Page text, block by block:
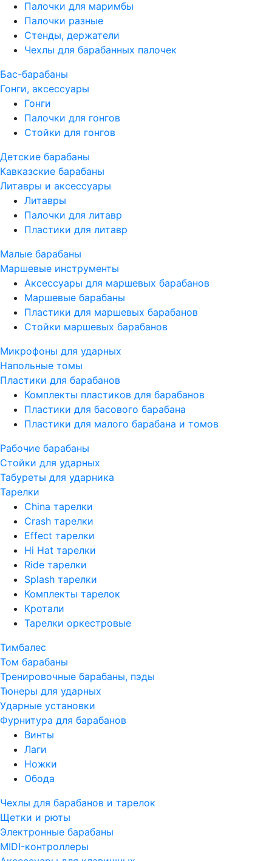
Палочки для маримбы
Палочки разные
Стенды, держатели
Чехлы для барабанных палочек
Бас-барабаны
Гонги, аксессуары
Гонги
Палочки для гонгов
Стойки для гонгов
Детские барабаны
Кавказские барабаны
Литавры и аксессуары
Литавры
Палочки для литавр
Пластики для литавр
Малые барабаны
Маршевые инструменты
Аксессуары для маршевых барабанов
Маршевые барабаны
Пластики для маршевых барабанов
Стойки маршевых барабанов
Микрофоны для ударных
Напольные томы
Пластики для барабанов
Комплекты пластиков для барабанов
Пластики для басового барабана
Пластики для малого барабана и томов
Рабочие барабаны
Стойки для ударных
Табуреты для ударника
Тарелки
China тарелки
Crash тарелки
Effect тарелки
Hi Hat тарелки
Ride тарелки
Splash тарелки
Комплекты тарелок
Кротали
Тарелки оркестровые
Тимбалес
Том барабаны
Тренировочные барабаны, пэды
Тюнеры для ударных
Ударные установки
Фурнитура для барабанов
Винты
Лаги
Ножки
Обода
Чехлы для барабанов и тарелок
Щетки и рюты
Электронные барабаны
MIDI-контроллеры